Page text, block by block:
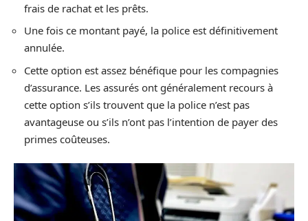
frais de rachat et les prêts.
Une fois ce montant payé, la police est définitivement
annulée.
Cette option est assez bénéfique pour les compagnies
d’assurance. Les assurés ont généralement recours à
cette option s’ils trouvent que la police n’est pas
avantageuse ou s’ils n’ont pas l’intention de payer des
primes coûteuses.